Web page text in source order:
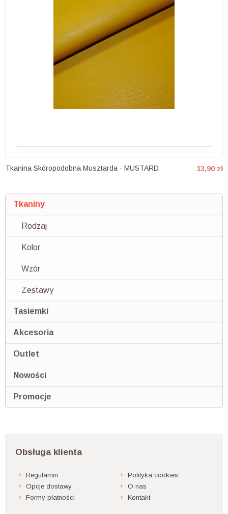
13,90 zł
Tkanina Skóropodobna Musztarda - MUSTARD
Tkaniny
Rodzaj
Kolor
Wzór
Zestawy
Tasiemki
Akcesoria
Outlet
Nowości
Promocje
Obsługa klienta
Regulamin
Opcje dostawy
Formy płatności
Polityka cookies
O nas
Kontakt